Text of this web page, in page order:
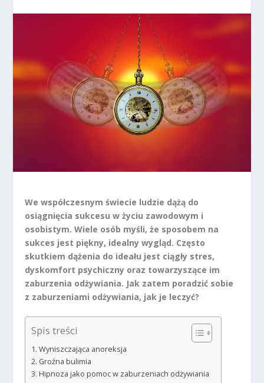
We współczesnym świecie ludzie dążą do
osiągnięcia sukcesu w życiu zawodowym i
osobistym. Wiele osób myśli, że sposobem na
sukces jest piękny, idealny wygląd. Często
skutkiem dążenia do ideału jest ciągły stres,
dyskomfort psychiczny oraz towarzyszące im
zaburzenia odżywiania. Jak zatem poradzić sobie
z zaburzeniami odżywiania, jak je leczyć?
Spis treści
Wyniszczająca anoreksja
Groźna bulimia
Hipnoza jako pomoc w zaburzeniach odżywiania